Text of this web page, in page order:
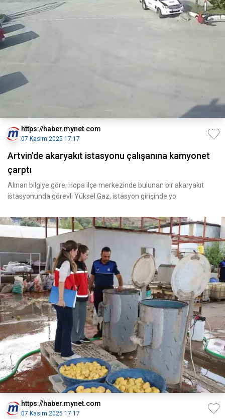
https://haber.mynet.com
07 Kasım 2025 17:17
Artvin’de akaryakıt istasyonu çalışanına kamyonet
çarptı
Alınan bilgiye göre, Hopa ilçe merkezinde bulunan bir akaryakıt
istasyonunda görevli Yüksel Gaz, istasyon girişinde yo
https://haber.mynet.com
07 Kasım 2025 17:17